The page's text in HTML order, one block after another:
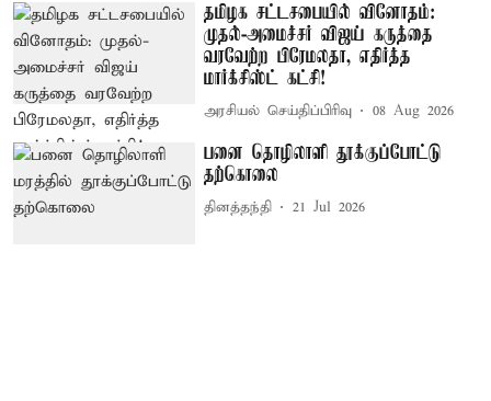
தமிழக சட்டசபையில் வினோதம்:
முதல்-அமைச்சர் விஜய் கருத்தை
வரவேற்ற பிரேமலதா, எதிர்த்த
மார்க்சிஸ்ட் கட்சி!
அரசியல் செய்திப்பிரிவு 08 Aug 2026
பனை தொழிலாளி தூக்குப்போட்டு
தற்கொலை
தினத்தந்தி 21 Jul 2026